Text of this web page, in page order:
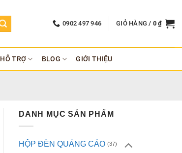
0902 497 946 GIỎ HÀNG / 0₫
HỖ TRỢ BLOG GIỚI THIỆU
DANH MỤC SẢN PHẨM
HỘP ĐÈN QUẢNG CÁO (37)